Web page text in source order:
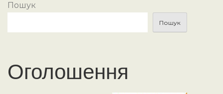
Пошук
Пошук
Оголошення